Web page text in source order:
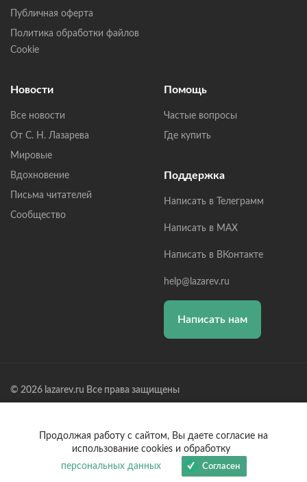
Публичная оферта
Политика обработки файлов
Cookie
Новости
Все новости
От С. Н. Лазарева
Мировые
Вдохновение
Письма читателей
Сообщество
Помощь
Частые вопросы
Где купить
Поддержка
Написать в Телеграмм
Написать в MAX
Написать в ВКонтакте
help@lazarev.ru
Написать нам
© 2026 lazarev.ru Все права защищены
Банк: ОАО "АЛЬФА-БАНК" БИК: 044525593, К/С:
30101810200000000593
Продолжая работу с сайтом, Вы даете согласие на
использование cookies и обработку
персональных данных
Согласен